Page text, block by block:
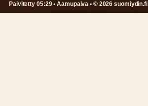
Paivitetty 05:29 • Aamupaiva • © 2026 suomiydin.fi